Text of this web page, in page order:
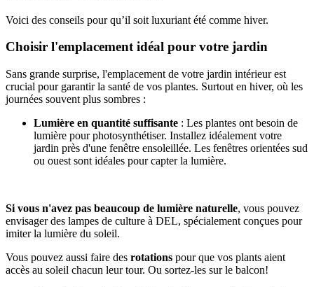
Voici des conseils pour qu’il soit luxuriant été comme hiver.
Choisir l'emplacement idéal pour votre jardin
Sans grande surprise, l'emplacement de votre jardin intérieur est
crucial pour garantir la santé de vos plantes. Surtout en hiver, où les
journées souvent plus sombres :
Lumière en quantité suffisante : Les plantes ont besoin de
lumière pour photosynthétiser. Installez idéalement votre
jardin près d'une fenêtre ensoleillée. Les fenêtres orientées sud
ou ouest sont idéales pour capter la lumière.
Si vous n'avez pas beaucoup de lumière naturelle, vous pouvez
envisager des lampes de culture à DEL, spécialement conçues pour
imiter la lumière du soleil.
Vous pouvez aussi faire des rotations pour que vos plants aient
accès au soleil chacun leur tour. Ou sortez-les sur le balcon!